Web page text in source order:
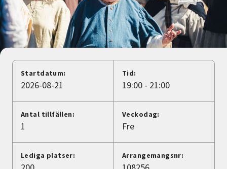
Nyheter
Avdelningar
Lyssna
Startdatum:
2026-08-21
Tid:
19:00 - 21:00
Antal tillfällen:
1
Veckodag:
Fre
Lediga platser: Arrangemangsnr: